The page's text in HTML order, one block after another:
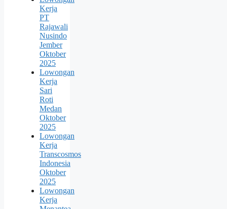
Kerja
PT
Rajawali
Nusindo
Jember
Oktober
2025
Lowongan
Kerja
Sari
Roti
Medan
Oktober
2025
Lowongan
Kerja
Transcosmos
Indonesia
Oktober
2025
Lowongan
Kerja